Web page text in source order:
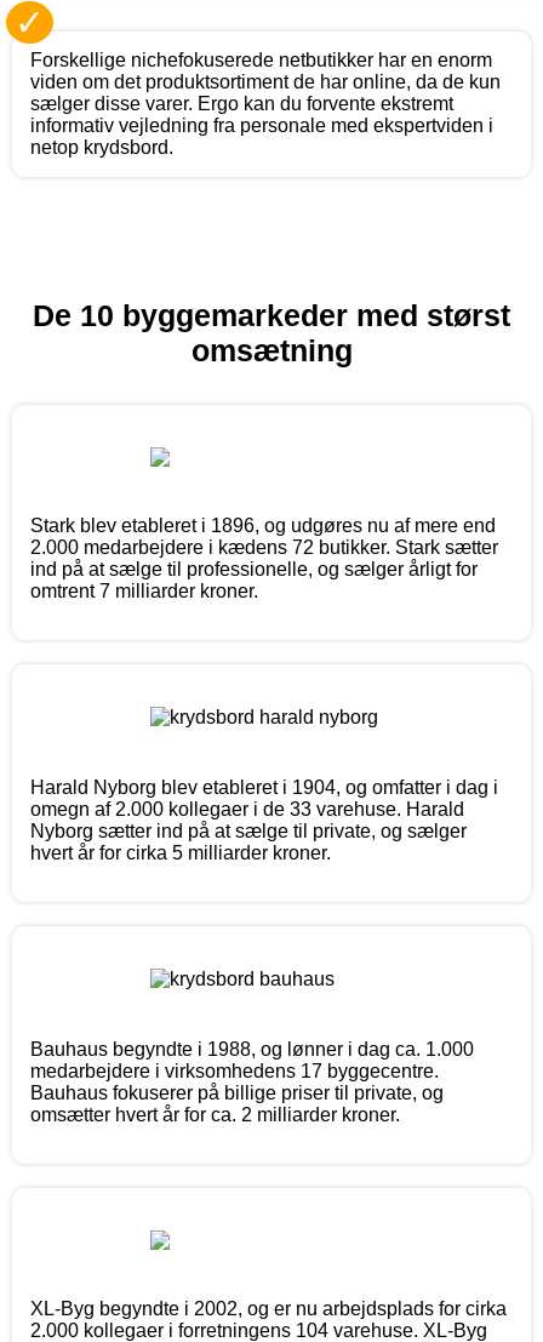
✓
Forskellige nichefokuserede netbutikker har en enorm
viden om det produktsortiment de har online, da de kun
sælger disse varer. Ergo kan du forvente ekstremt
informativ vejledning fra personale med ekspertviden i
netop krydsbord.
De 10 byggemarkeder med størst
omsætning
Stark blev etableret i 1896, og udgøres nu af mere end
2.000 medarbejdere i kædens 72 butikker. Stark sætter
ind på at sælge til professionelle, og sælger årligt for
omtrent 7 milliarder kroner.
Harald Nyborg blev etableret i 1904, og omfatter i dag i
omegn af 2.000 kollegaer i de 33 varehuse. Harald
Nyborg sætter ind på at sælge til private, og sælger
hvert år for cirka 5 milliarder kroner.
Bauhaus begyndte i 1988, og lønner i dag ca. 1.000
medarbejdere i virksomhedens 17 byggecentre.
Bauhaus fokuserer på billige priser til private, og
omsætter hvert år for ca. 2 milliarder kroner.
XL-Byg begyndte i 2002, og er nu arbejdsplads for cirka
2.000 kollegaer i forretningens 104 varehuse. XL-Byg